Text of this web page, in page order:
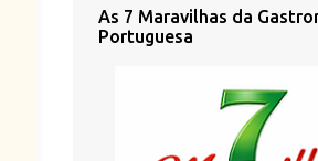
As 7 Maravilhas da
Portuguesa